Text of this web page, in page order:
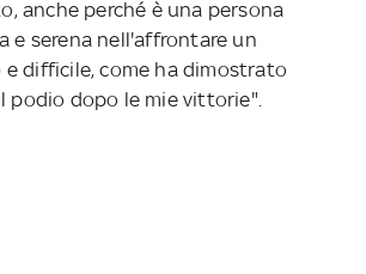
anche perché è una persona
e serena nell'affrontare un
e difficile, come ha dimostrato
podio dopo le mie vittorie".